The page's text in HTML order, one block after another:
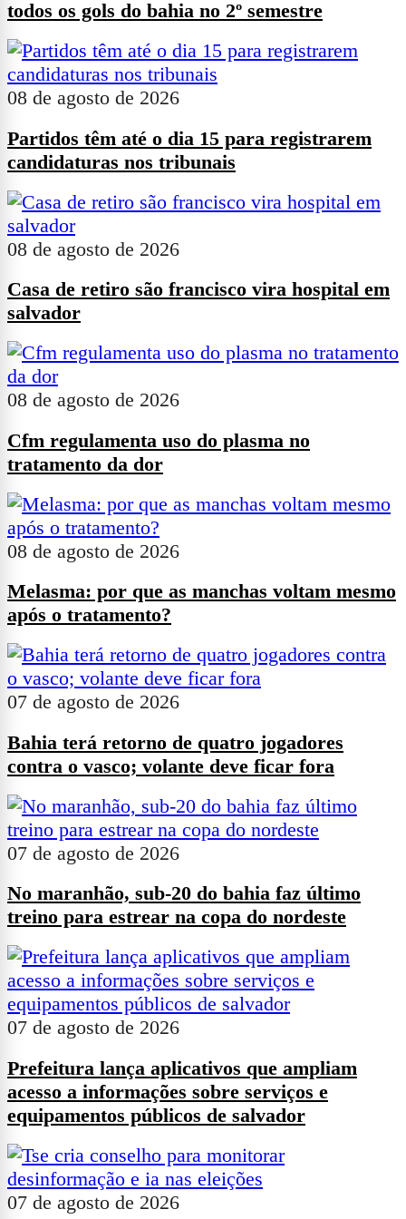
todos os gols do bahia no 2º semestre
08 de agosto de 2026
Partidos têm até o dia 15 para registrarem
candidaturas nos tribunais
08 de agosto de 2026
Casa de retiro são francisco vira hospital em
salvador
08 de agosto de 2026
Cfm regulamenta uso do plasma no
tratamento da dor
08 de agosto de 2026
Melasma: por que as manchas voltam mesmo
após o tratamento?
07 de agosto de 2026
Bahia terá retorno de quatro jogadores
contra o vasco; volante deve ficar fora
07 de agosto de 2026
No maranhão, sub-20 do bahia faz último
treino para estrear na copa do nordeste
07 de agosto de 2026
Prefeitura lança aplicativos que ampliam
acesso a informações sobre serviços e
equipamentos públicos de salvador
07 de agosto de 2026